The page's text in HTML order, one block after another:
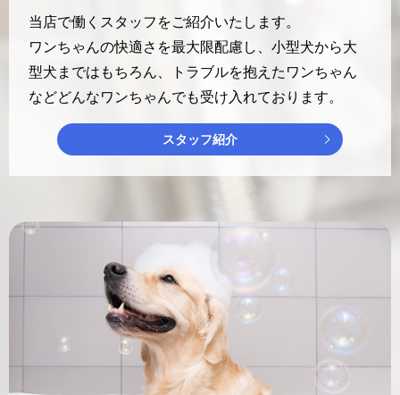
当店で働くスタッフをご紹介いたします。
ワンちゃんの快適さを最大限配慮し、小型犬から大
型犬まではもちろん、トラブルを抱えたワンちゃん
などどんなワンちゃんでも受け入れております。
スタッフ紹介